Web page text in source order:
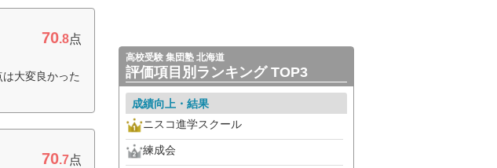
70.8点
大変良かった
70.7点
高校受験 集団塾 北海道
評価項目別ランキング TOP3
成績向上・結果
ニスコ進学スクール
練成会